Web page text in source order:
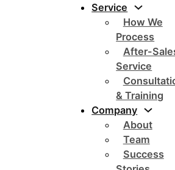
Service
How We
Process
After-
Service
& Training
Company
About
Team
Success